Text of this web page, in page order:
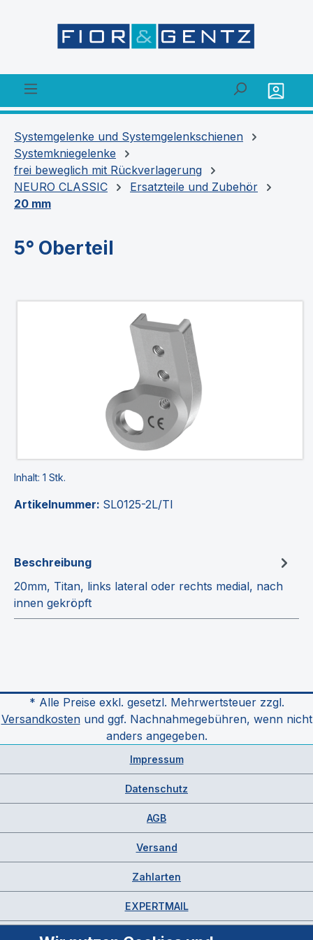
Systemgelenke und Systemgelenkschienen
Systemkniegelenke
frei beweglich mit Rückverlagerung
NEURO CLASSIC
Ersatzteile und Zubehör
20 mm
5° Oberteil
Inhalt: 1 Stk.
Artikelnummer: SL0125-2L/TI
Beschreibung
20mm, Titan, links lateral oder rechts medial, nach
innen gekröpft
* Alle Preise exkl. gesetzl. Mehrwertsteuer zzgl.
Versandkostenund ggf. Nachnahmegebühren, wenn nicht
anders angegeben.
Impressum
Datenschutz
AGB
Versand
Zahlarten
EXPERTMAIL